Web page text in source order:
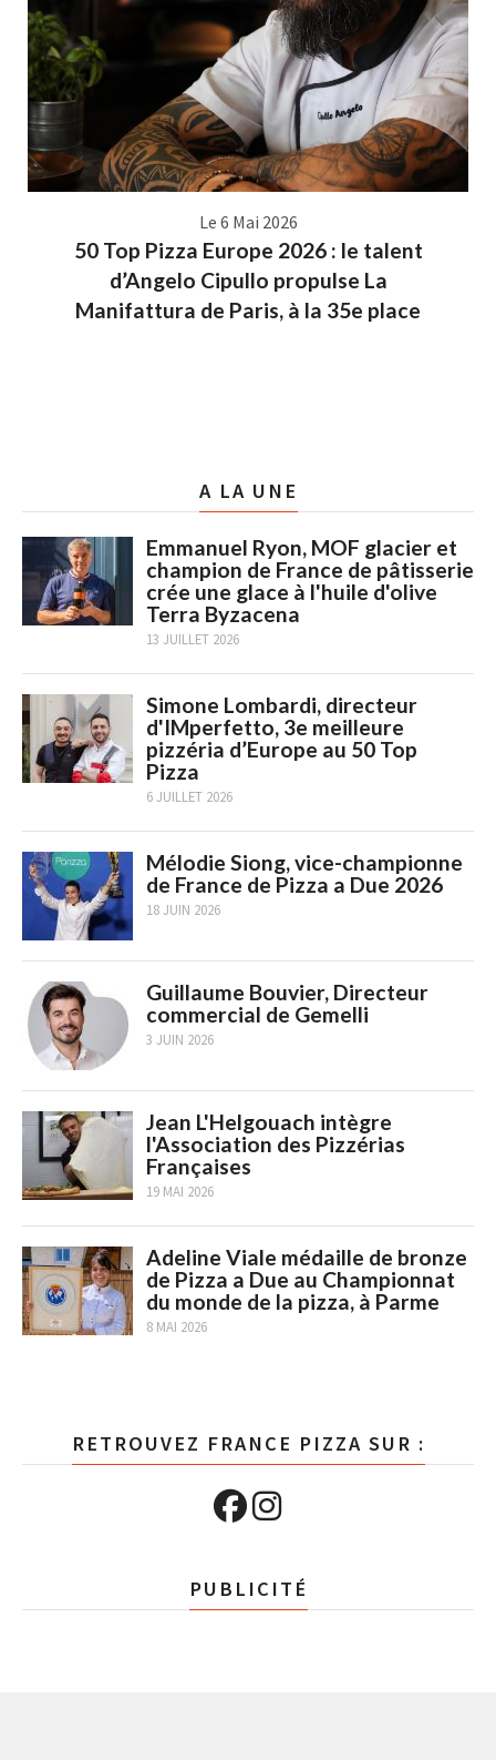
Le 6 Mai 2026
50 Top Pizza Europe 2026 : le talent
d’Angelo Cipullo propulse La
Manifattura de Paris, à la 35e place
A LA UNE
Emmanuel Ryon, MOF glacier et
champion de France de pâtisserie
crée une glace à l'huile d'olive
Terra Byzacena
13 JUILLET 2026
Simone Lombardi, directeur
d'IMperfetto, 3e meilleure
pizzéria d’Europe au 50 Top
Pizza
6 JUILLET 2026
Mélodie Siong, vice-championne
de France de Pizza a Due 2026
18 JUIN 2026
Guillaume Bouvier, Directeur
commercial de Gemelli
3 JUIN 2026
Jean L'Helgouach intègre
l'Association des Pizzérias
Françaises
19 MAI 2026
Adeline Viale médaille de bronze
de Pizza a Due au Championnat
du monde de la pizza, à Parme
8 MAI 2026
RETROUVEZ FRANCE PIZZA SUR :
PUBLICITÉ